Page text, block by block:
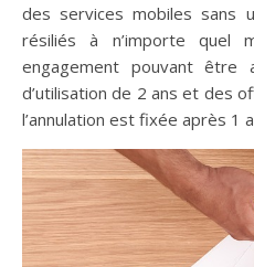
des services mobiles sans
résiliés à n’importe quel
engagement pouvant être
d’utilisation de 2 ans et des
l’annulation est fixée après 1